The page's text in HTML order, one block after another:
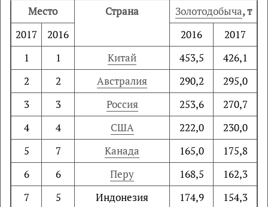
Место Страна Золотодобыча, т
2017
2016 2016
2017
1
1 Китай 453,5
426,1
2
2 Австралия 290,2
295,0
3
3 Россия 253,6
270,7
4
4 США 222,0
230,0
5
7 Канада 165,0
175,8
6
6 Перу 168,5
162,3
7
5 Индонезия 174,9
154,3